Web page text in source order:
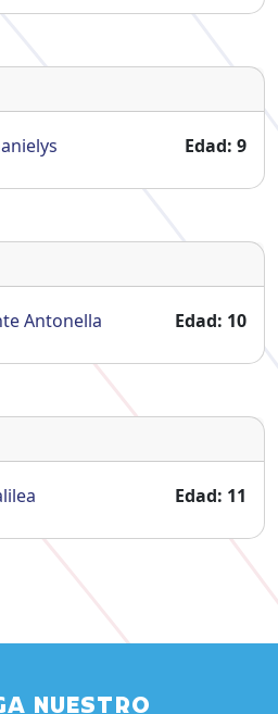
Edad: 9
Antonella Edad: 10
Edad: 11
NUESTRO